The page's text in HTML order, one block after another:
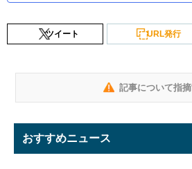
ツイート URL発行
記事について指
おすすめニュース